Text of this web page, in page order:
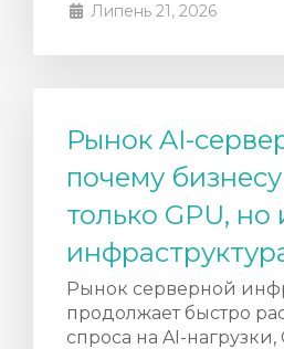
Липень 21, 2026
Рынок AI-
почему
только GPU, но
Рынок серверной
продолжает быстро
спроса на AI-